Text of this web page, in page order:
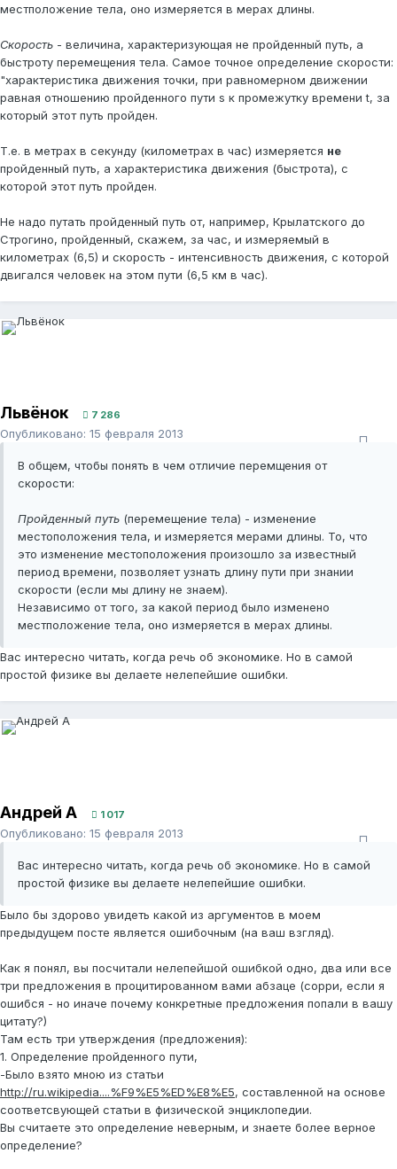
местположение тела, оно измеряется в мерах длины.
Скорость - величина, характеризующая не пройденный путь, а
быстроту перемещения тела. Самое точное определение скорости:
"характеристика движения точки, при равномерном движении
равная отношению пройденного пути s к промежутку времени t, за
который этот путь пройден.
Т.е. в метрах в секунду (километрах в час) измеряется не
пройденный путь, а характеристика движения (быстрота), с
которой этот путь пройден.
Не надо путать пройденный путь от, например, Крылатского до
Строгино, пройденный, скажем, за час, и измеряемый в
километрах (6,5) и скорость - интенсивность движения, с которой
двигался человек на этом пути (6,5 км в час).
Львёнок 7 286
Опубликовано: 15 февраля 2013
В общем, чтобы понять в чем отличие перемщения от
скорости:
Пройденный путь (перемещение тела) - изменение
местоположения тела, и измеряется мерами длины. То, что
это изменение местоположения произошло за известный
период времени, позволяет узнать длину пути при знании
скорости (если мы длину не знаем).
Независимо от того, за какой период было изменено
местположение тела, оно измеряется в мерах длины.
Вас интересно читать, когда речь об экономике. Но в самой
простой физике вы делаете нелепейшие ошибки.
Андрей А 1 017
Опубликовано: 15 февраля 2013
Вас интересно читать, когда речь об экономике. Но в самой
простой физике вы делаете нелепейшие ошибки.
Было бы здорово увидеть какой из аргументов в моем
предыдущем посте является ошибочным (на ваш взгляд).
Как я понял, вы посчитали нелепейшой ошибкой одно, два или все
три предложения в процитированном вами абзаце (сорри, если я
ошибся - но иначе почему конкретные предложения попали в вашу
цитату?)
Там есть три утверждения (предложения):
1. Определение пройденного пути,
-Было взято мною из статьи
http://ru.wikipedia....%F9%E5%ED%E8%E5, составленной на основе
соответсвующей статьи в физической энциклопедии.
Вы считаете это определение неверным, и знаете более верное
определение?